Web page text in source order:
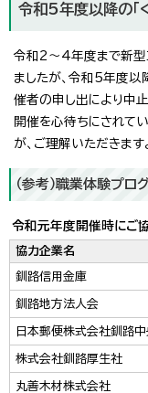
令和5年度以降の「
令和2～4年度まで新型
ましたが、令和5年度以
催者の申し出により中止
開催を心待ちにされて
が、ご理解いただきます
（参考）職業体験プ
令和元年度開催時にご
協力企業名
釧路信用金庫
釧路地方法人会
日本郵便株式会社釧路
株式会社釧路厚生社
丸善木材株式会社